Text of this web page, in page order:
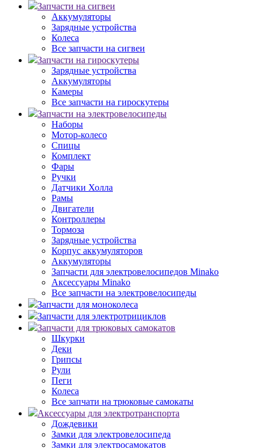
Запчасти на сигвеи
Аккумуляторы
Зарядные устройства
Колеса
Все запчасти на сигвеи
Запчасти на гироскутеры
Зарядные устройства
Аккумуляторы
Камеры
Все запчасти на гироскутеры
Запчасти на электровелосипеды
Наборы
Мотор-колесо
Спицы
Комплект
Фары
Ручки
Датчики Холла
Рамы
Двигатели
Контроллеры
Тормоза
Зарядные устройства
Корпус аккумуляторов
Аккумуляторы
Запчасти для электровелосипедов Minako
Аксессуары Minako
Все запчасти на электровелосипеды
Запчасти для моноколеса
Запчасти для электротрициклов
Запчасти для трюковых самокатов
Шкурки
Деки
Грипсы
Рули
Пеги
Колеса
Все запчати на трюковые самокаты
Аксессуары для электротранспорта
Дождевики
Замки для электровелосипеда
Замки для электросамокатов